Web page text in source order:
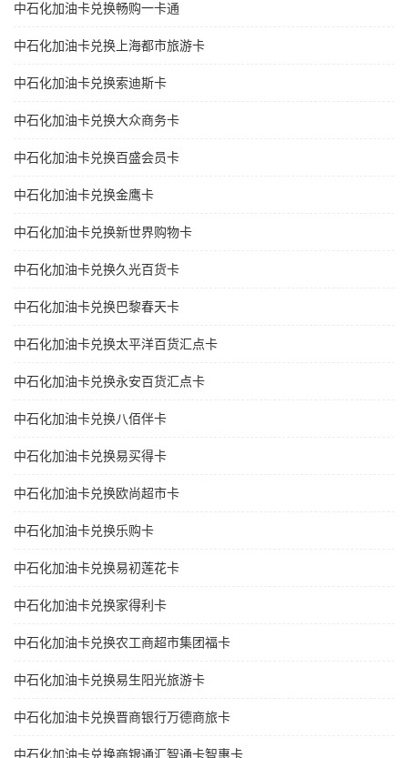
中石化加油卡兑换畅购一卡通
中石化加油卡兑换上海都市旅游卡
中石化加油卡兑换索迪斯卡
中石化加油卡兑换大众商务卡
中石化加油卡兑换百盛会员卡
中石化加油卡兑换金鹰卡
中石化加油卡兑换新世界购物卡
中石化加油卡兑换久光百货卡
中石化加油卡兑换巴黎春天卡
中石化加油卡兑换太平洋百货汇点卡
中石化加油卡兑换永安百货汇点卡
中石化加油卡兑换八佰伴卡
中石化加油卡兑换易买得卡
中石化加油卡兑换欧尚超市卡
中石化加油卡兑换乐购卡
中石化加油卡兑换易初莲花卡
中石化加油卡兑换家得利卡
中石化加油卡兑换农工商超市集团福卡
中石化加油卡兑换易生阳光旅游卡
中石化加油卡兑换晋商银行万德商旅卡
中石化加油卡兑换商银通汇智通卡智惠卡